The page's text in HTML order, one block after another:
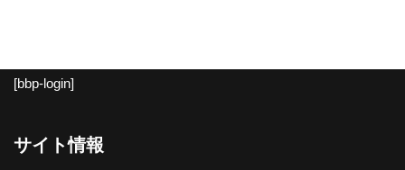
[bbp-login]
サイト情報